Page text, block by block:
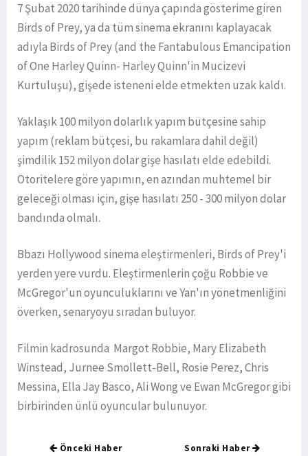
7 Şubat 2020 tarihinde dünya çapında gösterime giren
Birds of Prey, ya da tüm sinema ekranını kaplayacak
adıyla Birds of Prey (and the Fantabulous Emancipation
of One Harley Quinn- Harley Quinn'in Mucizevi
Kurtuluşu), gişede isteneni elde etmekten uzak kaldı.
Yaklaşık 100 milyon dolarlık yapım bütçesine sahip
yapım (reklam bütçesi, bu rakamlara dahil değil)
şimdilik 152 milyon dolar gişe hasılatı elde edebildi.
Otoritelere göre yapımın, en azından muhtemel bir
geleceği olması için, gişe hasılatı 250 - 300 milyon dolar
bandında olmalı.
Bbazı Hollywood sinema eleştirmenleri, Birds of Prey'i
yerden yere vurdu. Eleştirmenlerin çoğu Robbie ve
McGregor'un oyunculuklarını ve Yan'ın yönetmenliğini
överken, senaryoyu sıradan buluyor.
Filmin kadrosunda Margot Robbie, Mary Elizabeth
Winstead, Jurnee Smollett-Bell, Rosie Perez, Chris
Messina, Ella Jay Basco, Ali Wong ve Ewan McGregor gibi
birbirinden ünlü oyuncular bulunuyor.
Önceki Haber Sonraki Haber